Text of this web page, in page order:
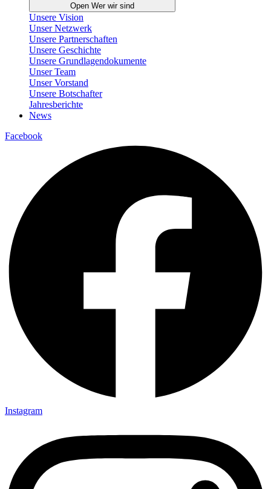
Open Wer wir sind
Unsere Vision
Unser Netzwerk
Unsere Partnerschaften
Unsere Geschichte
Unsere Grundlagendokumente
Unser Team
Unser Vorstand
Unsere Botschafter
Jahresberichte
News
Facebook
Instagram